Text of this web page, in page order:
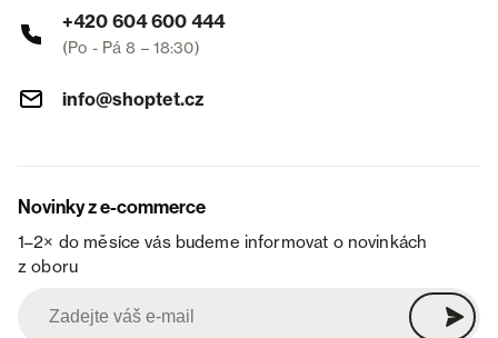
+420 604 600 444
(Po - Pá 8 – 18:30)
info@shoptet.cz
Novinky z e-commerce
1–2× do měsíce vás budeme informovat o novinkách
z oboru